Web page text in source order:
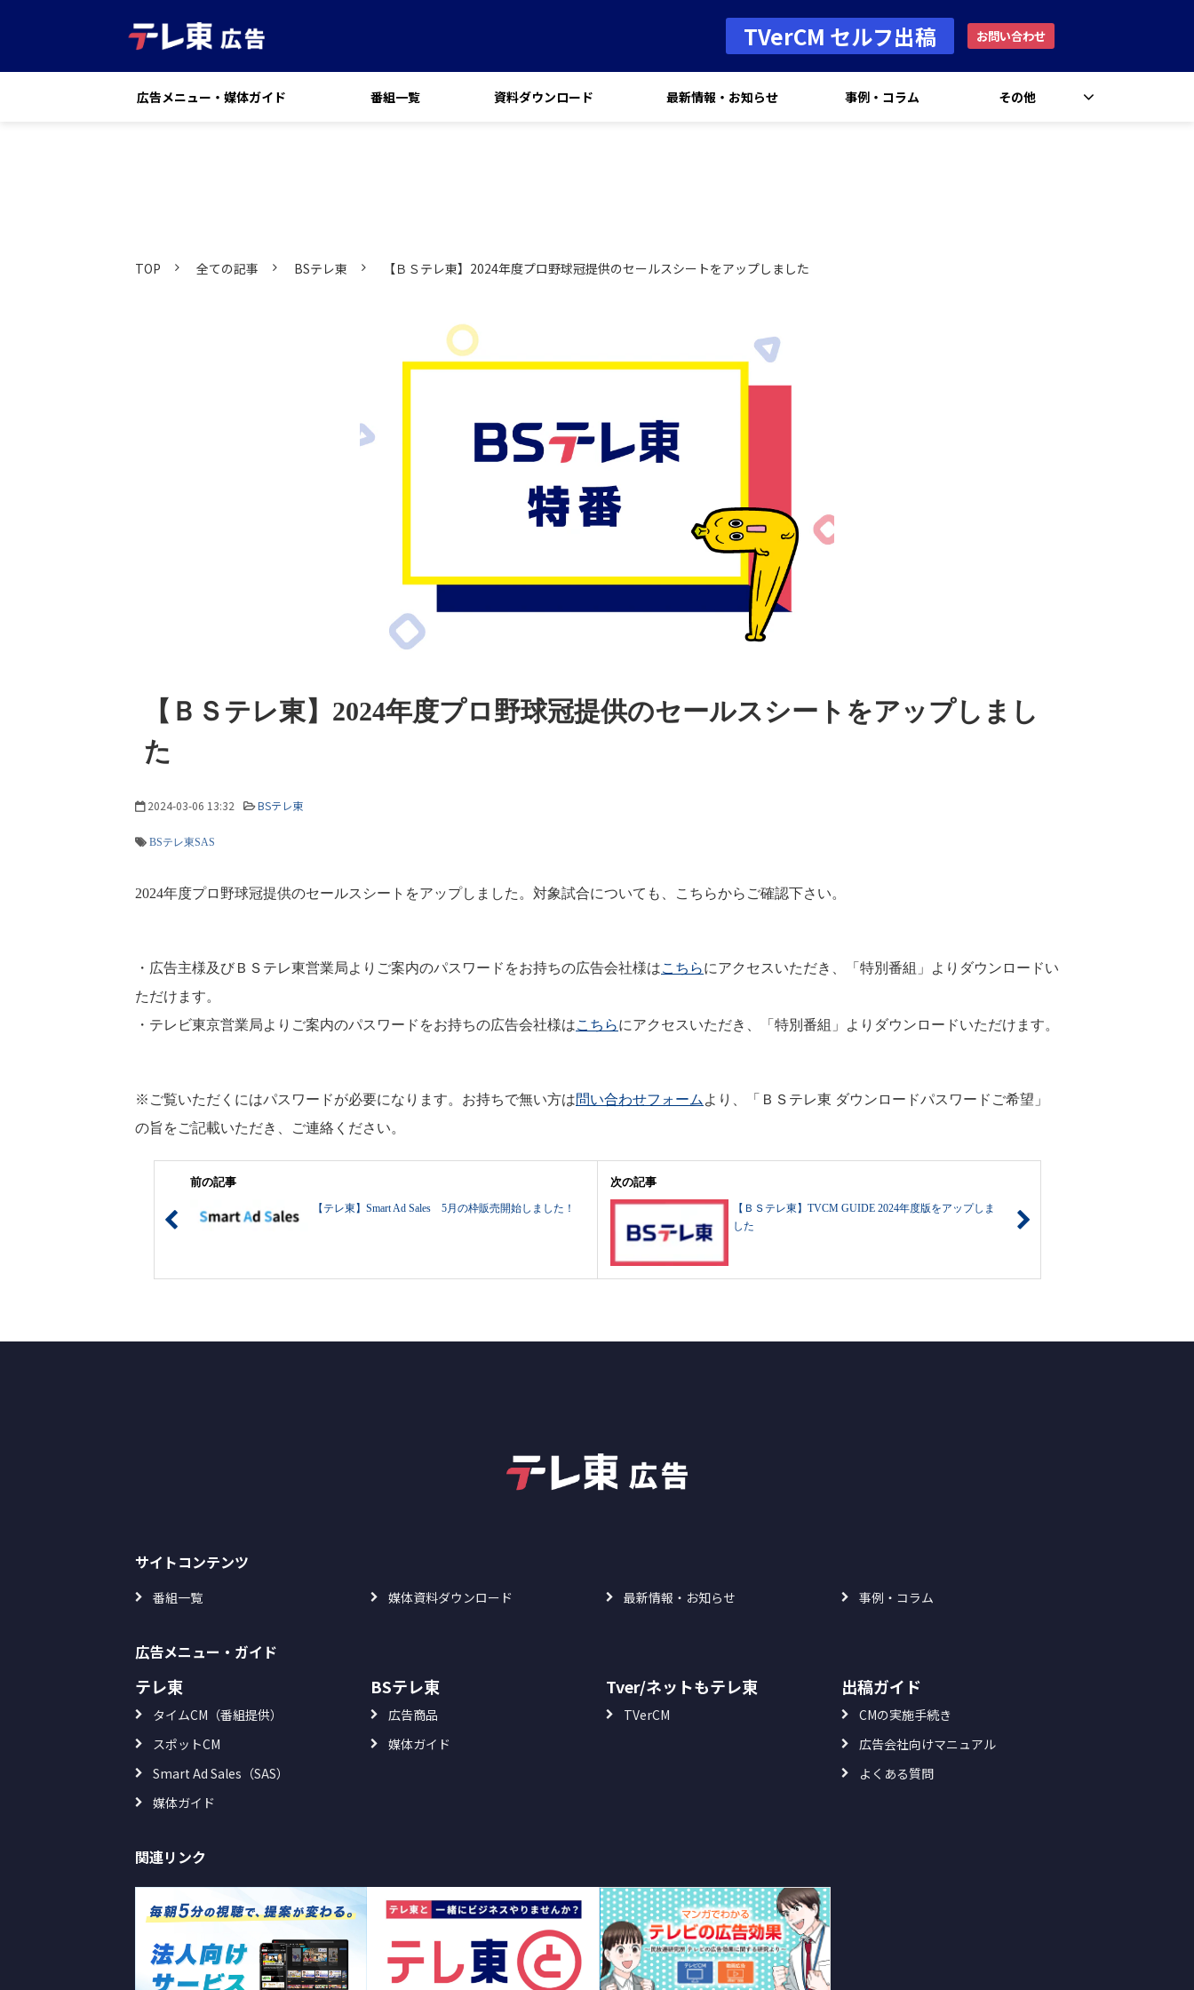
TVerCM セルフ出稿 お問い合わせ
広告メニュー・媒体ガイド 番組一覧 資料ダウンロード 最新情報・お知らせ 事例・コラム その他
TOP 全ての記事 BSテレ東 【ＢＳテレ東】2024年度プロ野球冠提供のセールスシートをアップしました
【ＢＳテレ東】2024年度プロ野球冠提供のセールスシートをアップしまし
た
2024-03-06 13:32 BSテレ東
BSテレ東SAS
2024年度プロ野球冠提供のセールスシートをアップしました。対象試合についても、こちらからご確認下さい。
・広告主様及びＢＳテレ東営業局よりご案内のパスワードをお持ちの広告会社様はこちらにアクセスいただき、「特別番組」よりダウンロードい
ただけます。
・テレビ東京営業局よりご案内のパスワードをお持ちの広告会社様はこちらにアクセスいただき、「特別番組」よりダウンロードいただけます。
※ご覧いただくにはパスワードが必要になります。お持ちで無い方は問い合わせフォーム より、「ＢＳテレ東 ダウンロードパスワードご希望」
の旨をご記載いただき、ご連絡ください。
前の記事
【テレ東】Smart Ad Sales 5月の枠販売開始しました！
次の記事
【ＢＳテレ東】TVCM GUIDE 2024年度版をアップしま
した
サイトコンテンツ
番組一覧 媒体資料ダウンロード 最新情報・お知らせ 事例・コラム
広告メニュー・ガイド
テレ東
タイムCM（番組提供）
スポットCM
Smart Ad Sales（SAS）
媒体ガイド
BSテレ東
広告商品
媒体ガイド
Tver/ネットもテレ東
TVerCM
出稿ガイド
CMの実施手続き
広告会社向けマニュアル
よくある質問
関連リンク